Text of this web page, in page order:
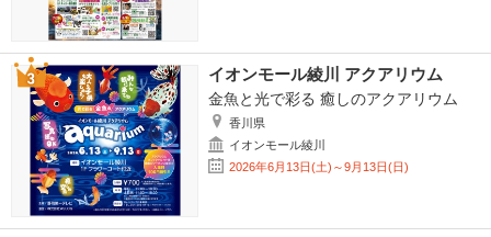
イオンモール綾川 アクアリウム
金魚と光で彩る 癒しのアクアリウム
香川県
イオンモール綾川
2026年6月13日(土)～9月13日(日)